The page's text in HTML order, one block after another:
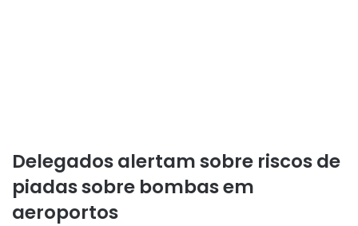
Delegados alertam sobre riscos de
piadas sobre bombas em
aeroportos